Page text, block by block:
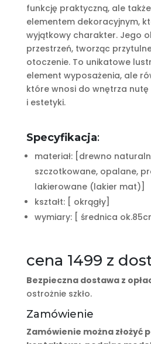
funkcję praktyczną, ale
elementem dekoracyjnym,
wyjątkowy charakter. Jego
przestrzeń, tworząc
otoczenie. To unikatowe
element wyposażenia, ale
które wnosi do wnętrza
i estetyki.
Specyfikacja:
materiał: [drewno
szczotkowane, opalane,
lakierowane (lakier mat)]
kształt: [ okrągły]
wymiary: [ średnica
cena 1499 z
Bezpieczna dostawa z
ostrożnie szkło.
Zamówienie
Zamówienie można złożyć